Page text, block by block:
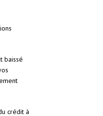
baissé
crédit à